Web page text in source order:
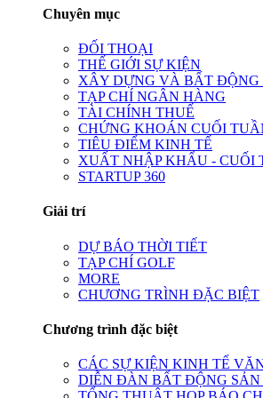
Chuyên mục
ĐỐI THOẠI
THẾ GIỚI SỰ KIỆN
XÂY DỰNG VÀ BẤT ĐỘNG
TẠP CHÍ NGÂN HÀNG
TÀI CHÍNH THUẾ
CHỨNG KHOÁN CUỐI
TIÊU ĐIỂM KINH TẾ
XUẤT NHẬP KHẨU - CUỐI
STARTUP 360
Giải trí
DỰ BÁO THỜI TIẾT
TẠP CHÍ GOLF
MORE
CHƯƠNG TRÌNH ĐẶC BIỆT
Chương trình đặc biệt
CÁC SỰ KIỆN KINH TẾ
DIỄN ĐÀN BẤT ĐỘNG